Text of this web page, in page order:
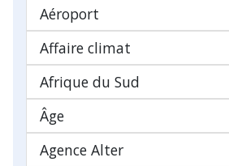
Aéroport
Affaire climat
Afrique du Sud
Âge
Agence Alter